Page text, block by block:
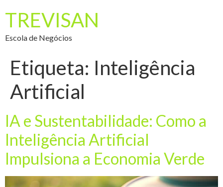
TREVISAN
Escola de Negócios
Etiqueta: Inteligência
Artificial
IA e Sustentabilidade: Como a
Inteligência Artificial
Impulsiona a Economia Verde